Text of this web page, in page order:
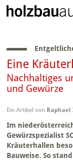
Eine
Nachhaltiges
und Gewürze
Ein Artikel von Raphael
Im
Gewürzspezialist
Kräuterhallen
Bauweise. So